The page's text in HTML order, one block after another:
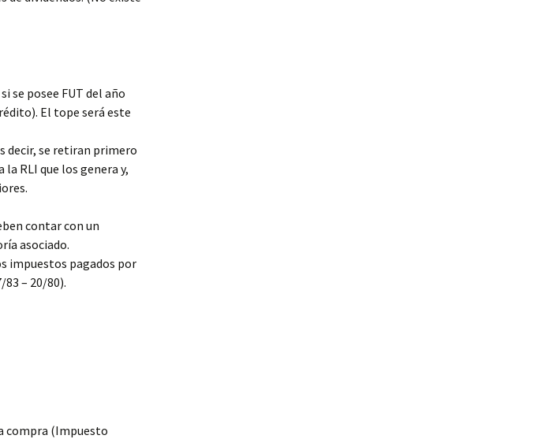
se posee FUT del año
El tope será este
decir, se retiran primero
RLI que los genera y,
contar con un
asociado.
impuestos pagados por
– 20/80).
compra (Impuesto